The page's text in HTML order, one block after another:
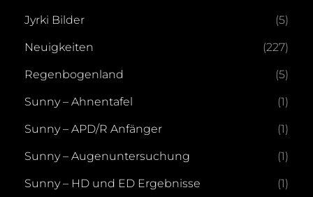
Jyrki Bilder (5)
Neuigkeiten (227)
Regenbogenland (5)
Sunny – Ahnentafel (1)
Sunny – APD/R Anfänger (1)
Sunny – Augenuntersuchung (1)
Sunny – HD und ED Ergebnisse (1)